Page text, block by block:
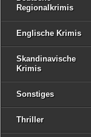
Regionalkrimis
Englische Krimis
Skandinavische
Krimis
Sonstiges
Thriller